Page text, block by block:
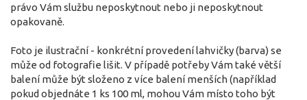
právo Vám službu neposkytnout nebo ji neposkytnout
opakovaně.
Foto je ilustrační - konkrétní provedení lahvičky (barva) se
může od fotografie lišit. V případě potřeby Vám také větší
balení může být složeno z více balení menších (například
pokud objednáte 1 ks 100 ml, mohou Vám místo toho být